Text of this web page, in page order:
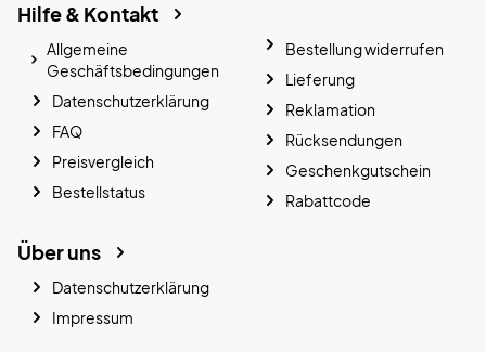
Hilfe & Kontakt
Allgemeine
Geschäftsbedingungen
Datenschutzerklärung
FAQ
Preisvergleich
Bestellstatus
Bestellung widerrufen
Lieferung
Reklamation
Rücksendungen
Geschenkgutschein
Rabattcode
Über uns
Datenschutzerklärung
Impressum